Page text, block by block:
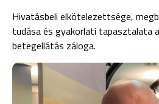
Hivatásbeli elkötelezettsége,
tudása és gyakorlati tapasztalata
betegellátás záloga.